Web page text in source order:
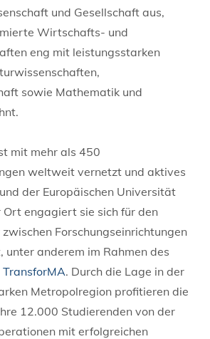
und Gesellschaft aus,
Wirtschafts- und
eng mit leistungsstarken
sowie Mathematik und
mit mehr als 450
weltweit vernetzt und aktives
der Europäischen Universität
Ort engagiert sie sich für den
Forschungseinrichtungen
unter anderem im Rahmen des
TransforMA. Durch die Lage in der
Metropolregion profitieren die
12.000 Studierenden von der
mit erfolgreichen